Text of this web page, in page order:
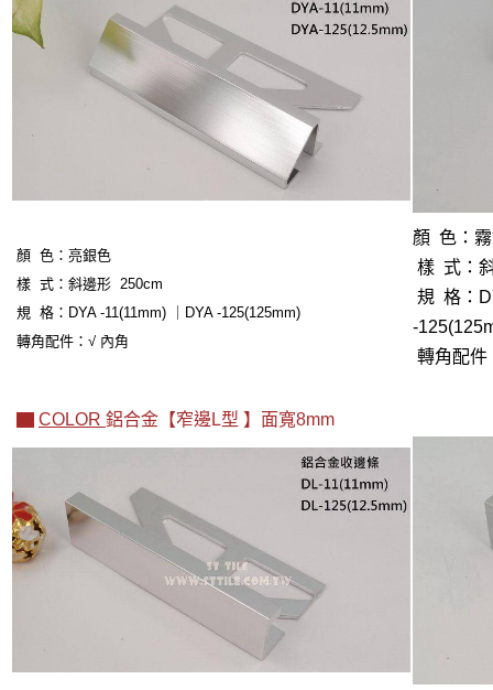
顏 色： 亮銀色
樣 式：斜邊形 250cm
規 格：DYA -11(11mm) ｜DYA -125(125mm)
轉角配件：√ 內角
顏 色：霧
樣 式：
規 格：
-
轉角配
COLOR 鋁合金【窄邊L型 】面寬8mm